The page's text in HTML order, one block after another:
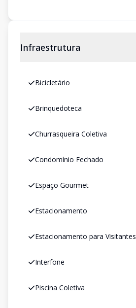
Infraestrutura
Bicicletário
Brinquedoteca
Churrasqueira Coletiva
Condomínio Fechado
Espaço Gourmet
Estacionamento
Estacionamento para Visitantes
Interfone
Piscina Coletiva